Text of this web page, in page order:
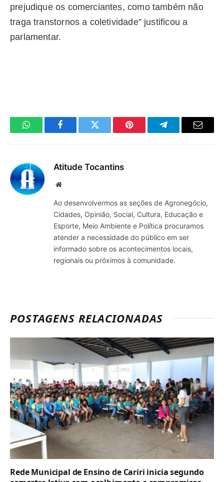
prejudique os comerciantes, como também não
traga transtornos a coletividade” justificou a
parlamentar.
WhatsAppFacebookTwitter Pinterest TelegramaE-
Atitude Tocantins
Site
Ao desenvolvermos as seções de Agronegócio,
Cidades, Opinião, Social, Cultura, Educação e
Esporte, Meio Ambiente e Política procuramos
atender a necessidade do público em ser
informado sobre os acontecimentos locais,
regionais ou próximos à comunidade.
POSTAGENS RELACIONADAS
Rede Municipal de Ensino de Cariri inicia segundo